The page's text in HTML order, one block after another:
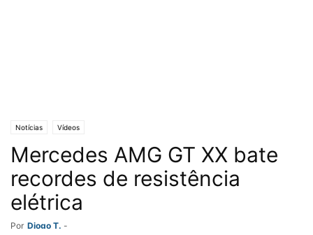
Notícias Vídeos
Mercedes AMG GT XX bate
recordes de resistência
elétrica
Por Diogo T. -